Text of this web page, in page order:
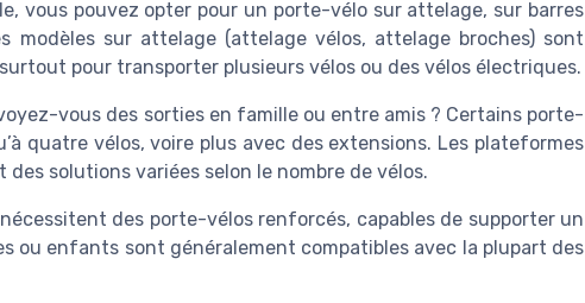
vous pouvez opter pour un porte-vélo sur attelage, sur barres
modèles sur attelage (attelage vélos, attelage broches) sont
pour transporter plusieurs vélos ou des vélos électriques.
vous des sorties en famille ou entre amis ? Certains porte-
quatre vélos, voire plus avec des extensions. Les plateformes
solutions variées selon le nombre de vélos.
des porte-vélos renforcés, capables de supporter un
ou enfants sont généralement compatibles avec la plupart des